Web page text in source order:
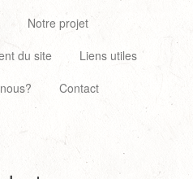
Notre projet
du site
Liens utiles
Contact